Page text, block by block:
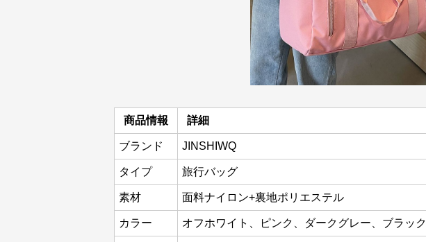
商品情報 詳細
ブランド JINSHIWQ
タイプ 旅行バッグ
素材 面料ナイロン+裏地ポリエステル
カラー オフホワイト、ピンク、ダークグレー、ブラック